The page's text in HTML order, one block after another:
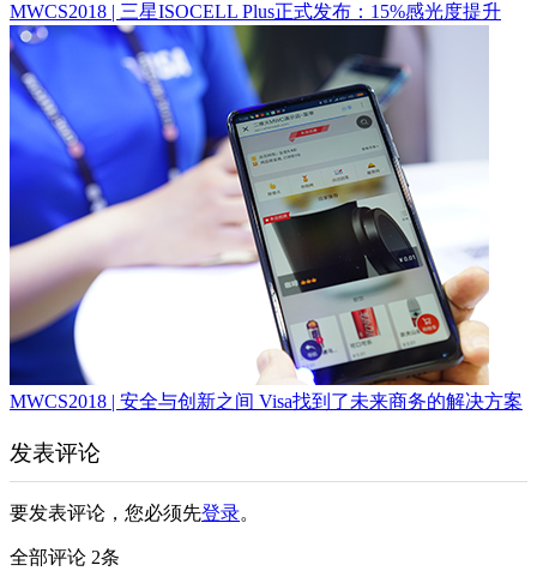
MWCS2018 | 三星ISOCELL Plus正式发布：15%感光度提升
MWCS2018 | 安全与创新之间 Visa找到了未来商务的解决方案
发表评论
要发表评论，您必须先登录。
全部评论 2条